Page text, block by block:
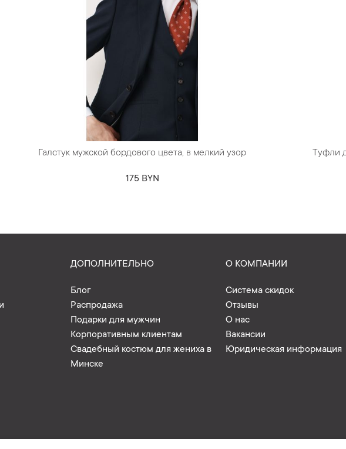
Галстук мужской бордового цвета, в мелкий узор
175 BYN
Туфли
ДОПОЛНИТЕЛЬНО
Блог
Распродажа
Подарки для мужчин
Корпоративным клиентам
Свадебный костюм для жениха в
Минске
О КОМПАНИИ
Система скидок
Отзывы
О нас
Вакансии
Юридическая информация